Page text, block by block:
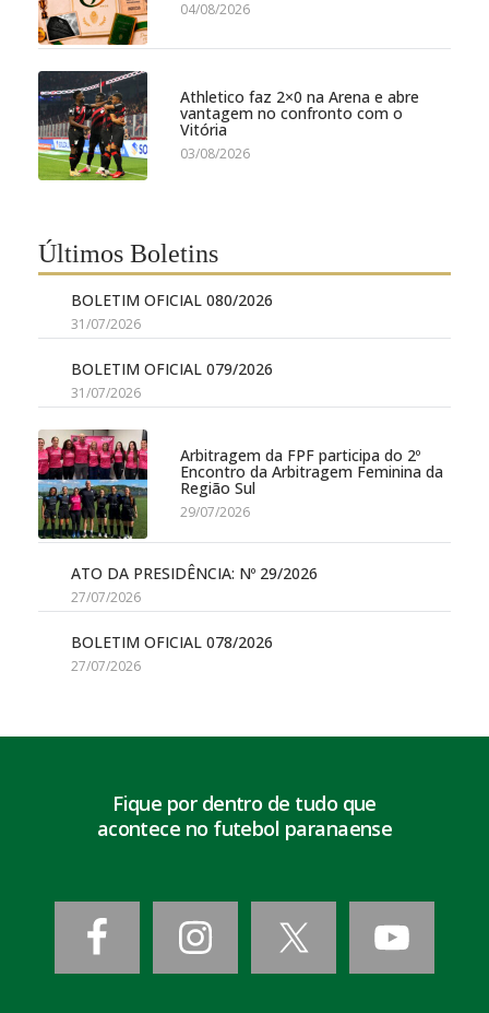
04/08/2026
Athletico faz 2×0 na Arena e abre
vantagem no confronto com o
Vitória
03/08/2026
Últimos Boletins
BOLETIM OFICIAL 080/2026
31/07/2026
BOLETIM OFICIAL 079/2026
31/07/2026
Arbitragem da FPF participa do 2º
Encontro da Arbitragem Feminina da
Região Sul
29/07/2026
ATO DA PRESIDÊNCIA: Nº 29/2026
27/07/2026
BOLETIM OFICIAL 078/2026
27/07/2026
Fique por dentro de tudo que
acontece no futebol paranaense